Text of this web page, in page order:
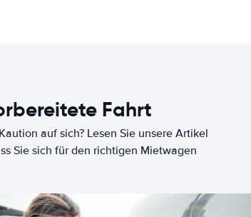
Fahrt
auf sich? Lesen Sie unsere Artikel
Sie sich für den richtigen Mietwagen